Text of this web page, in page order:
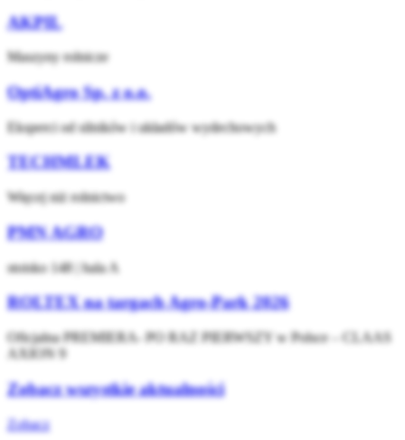
AKPIL
Maszyny rolnicze
OptiAgro Sp. z o.o.
Eksperci od silników i układów wydechowych
TECHMLEK
Więcej niż rolnictwo
PMN AGRO
stoisko 148 | hala A
ROLTEX na targach Agro-Park 2026
Oficjalna PREMIERA- PO RAZ PIERWSZY w Polsce – CLAAS
AXION 9
Zobacz wszystkie aktualności
Zobacz